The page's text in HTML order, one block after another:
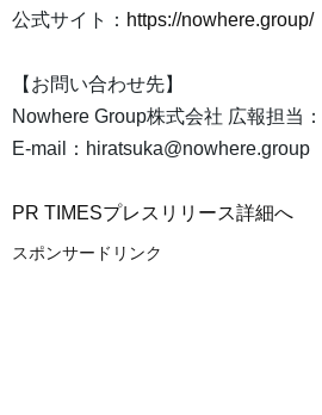
公式サイト： https://nowhere.group/
【お問い合わせ先】
Nowhere Group株式会社 広報担当
E-mail：hiratsuka@nowhere.group
PR TIMESプレスリリース詳細へ
スポンサードリンク